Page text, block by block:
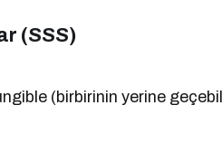
(SSS)
(birbirinin yerine